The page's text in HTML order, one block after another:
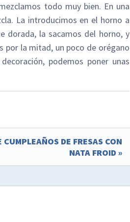
todo muy bien. En una
La introducimos en el horno a
dorada, la sacamos del horno, y
la mitad, un poco de orégano
podemos poner unas
CUMPLEAÑOS DE FRESAS CON
NATA FROID »